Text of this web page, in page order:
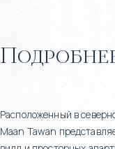
Расположенный в
Maan Tawan